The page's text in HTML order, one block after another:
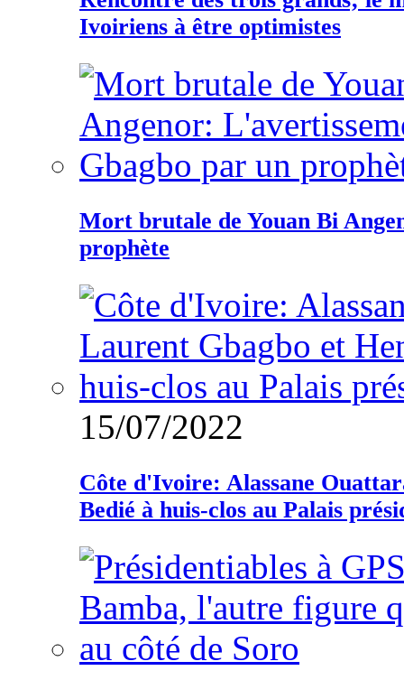
Ivoiriens à être optimistes
Mort brutale de Youan Bi
prophète
15/07/2022
Côte d'Ivoire: Alassane
Bedié à huis-clos au Palais